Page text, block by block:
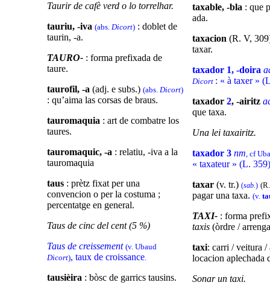
Taurir de cafè verd o lo torrelhar.
tauriu, -iva (abs. Dicort) : doblet de
taurin, -a.
TAURO- : forma prefixada de
taure.
taurofil, -a (adj. e subs.) (abs. Dicort)
: qu’aima las corsas de braus.
tauromaquia : art de combatre los
taures.
tauromaquic, -a : relatiu, -iva a la
tauromaquia
taus : prètz fixat per una
convencion o per la costuma ;
percentatge en general.
Taus de cinc del cent (5 %)
Taus de creissement (v. Ubaud
Dicort), taux de croissance.
tausièira : bòsc de garrics tausins.
taxable, -bla : que
ada.
taxacion (R. V,
taxar.
taxador 1, -doira
Dicort : « à taxer »
taxador 2, -airitz
que taxa.
Una lei taxairitz.
taxador 3 nm, cf
« taxateur » (L. 359)
taxar (v. tr.) (sab.)
pagar una taxa. (v.
TAXI- : forma
taxis (òrdre /
taxi: carri / veitura /
locacion aplechada
Sonar un taxi.